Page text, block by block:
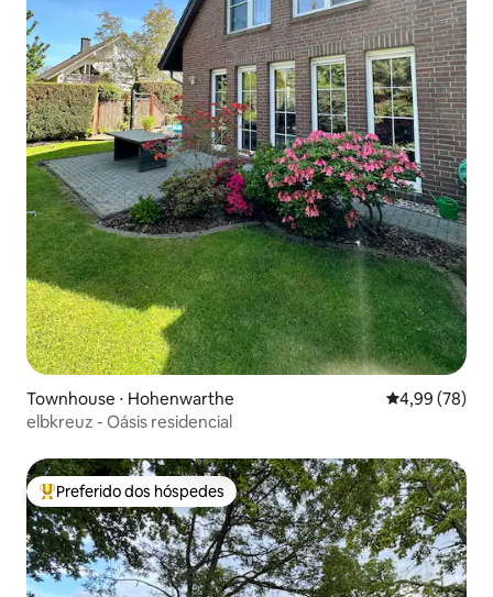
Townhouse ⋅ Hohenwarthe 4,99 de uma
4,99 (78)
elbkreuz - Oásis residencial
Entre os melhores preferidos dos hóspedes
Preferido dos hóspedes